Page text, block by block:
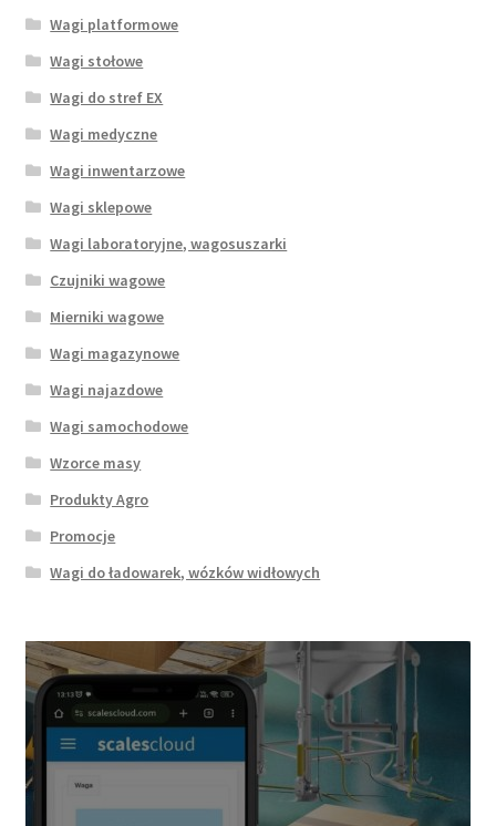
Wagi platformowe
Wagi stołowe
Wagi do stref EX
Wagi medyczne
Wagi inwentarzowe
Wagi sklepowe
Wagi laboratoryjne, wagosuszarki
Czujniki wagowe
Mierniki wagowe
Wagi magazynowe
Wagi najazdowe
Wagi samochodowe
Wzorce masy
Produkty Agro
Promocje
Wagi do ładowarek, wózków widłowych